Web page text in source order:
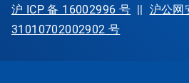
沪 ICP 备 16002996 号 || 沪公网
31010702002902 号